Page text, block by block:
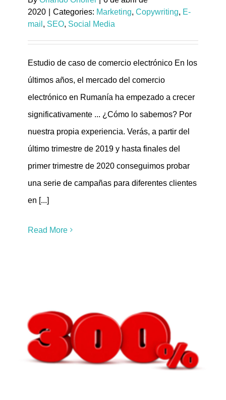
2020
Categories: Marketing, Copywriting, E-
mail , SEO, Social Media
Estudio de caso de comercio electrónico En los
últimos años, el mercado del comercio
electrónico en Rumanía ha empezado a crecer
significativamente ... ¿Cómo lo sabemos? Por
nuestra propia experiencia. Verás, a partir del
último trimestre de 2019 y hasta finales del
primer trimestre de 2020 conseguimos probar
una serie de campañas para diferentes clientes
en [...]
Read More